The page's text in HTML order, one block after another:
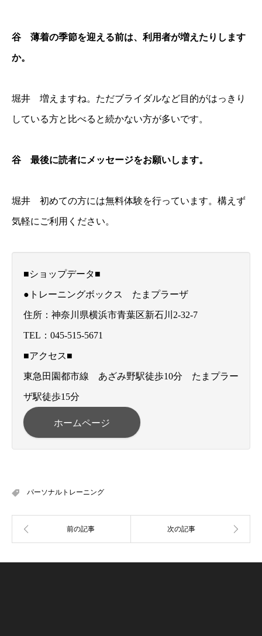
谷 薄着の季節を迎える前は、利用者が増えたりします
か。
堀井 増えますね。ただブライダルなど目的がはっきり
している方と比べると続かない方が多いです。
谷 最後に読者にメッセージをお願いします。
堀井 初めての方には無料体験を行っています。構えず
気軽にご利用ください。
■ショップデータ■
●トレーニングボックス たまプラーザ
住所：神奈川県横浜市青葉区新石川2-32-7
TEL：045-515-5671
■アクセス■
東急田園都市線 あざみ野駅徒歩10分 たまプラー
ザ駅徒歩15分
ホームページ
パーソナルトレーニング